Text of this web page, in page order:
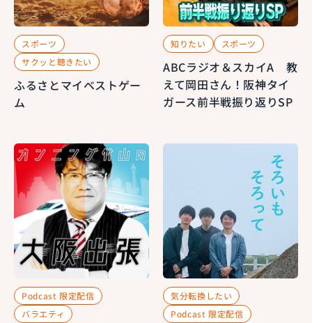
スポーツ
サクッと聴きたい
ふるさとマイベストゲー
ム
知りたい スポーツ
ABCラジオ＆スカイA 教
えて岡田さん！阪神タイ
ガース前半戦振り返りSP
Podcast 限定配信
バラエティ
気分転換したい
Podcast 限定配信